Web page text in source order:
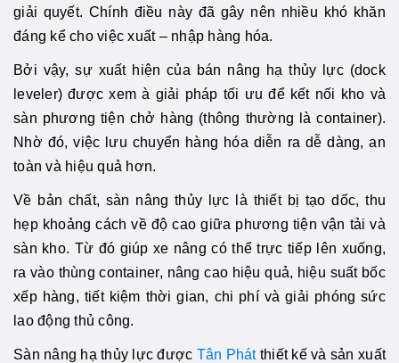
giải quyết. Chính điều này đã gây nên nhiều khó khăn
đáng kể cho việc xuất – nhập hàng hóa.
Bởi vậy, sự xuất hiện của bán nâng hạ thủy lực (dock
leveler) được xem à giải pháp tối ưu để kết nối kho và
sàn phương tiện chở hàng (thông thường là container).
Nhờ đó, việc lưu chuyển hàng hóa diễn ra dễ dàng, an
toàn và hiệu quả hơn.
Về bản chất, sàn nâng thủy lực là thiết bị tạo dốc, thu
hẹp khoảng cách về độ cao giữa phương tiện vận tải và
sàn kho. Từ đó giúp xe nâng có thể trực tiếp lên xuống,
ra vào thùng container, nâng cao hiệu quả, hiệu suất bốc
xếp hàng, tiết kiệm thời gian, chi phí và giải phóng sức
lao động thủ công.
Sàn nâng hạ thủy lực được Tân Phátthiết kế và sản xuất